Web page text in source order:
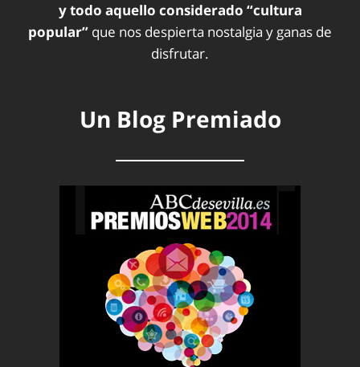
y todo aquello considerado “cultura
popular” que nos despierta nostalgia y ganas de
disfrutar.
Un Blog Premiado